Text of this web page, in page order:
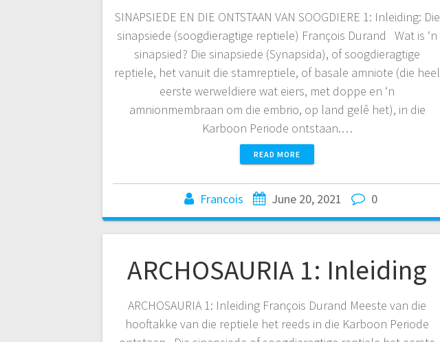
SINAPSIEDE EN DIE ONTSTAAN VAN SOOGDIERE 1: Inleiding: Die
sinapsiede (soogdieragtige reptiele) François Durand Wat is ‘n
sinapsied? Die sinapsiede (Synapsida), of soogdieragtige
reptiele, het vanuit die stamreptiele, of basale amniote (die heel
eerste werweldiere wat eiers, met doppe en ‘n
amnionmembraan om die embrio, op land gelê het), in die
Karboon Periode ontstaan.…
READ MORE
Francois June 20, 2021 0
ARCHOSAURIA 1: Inleiding
ARCHOSAURIA 1: Inleiding François Durand Meeste van die
hooftakke van die reptiele het reeds in die Karboon Periode